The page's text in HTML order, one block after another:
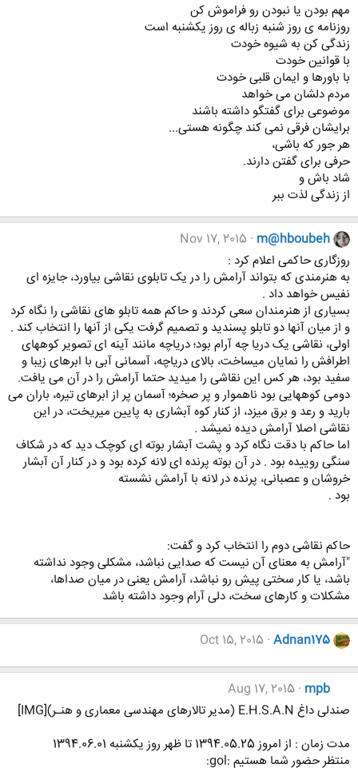
مهم بودن یا نبودن رو فراموش کن
روزنامه ی روز شنبه زباله ی روز یکشنبه است
زندگی کن به شيوه خودت
با قوانين خودت
با باورها و ايمان قلبی خودت
مردم دلشان می خواهد
موضوعی برای گفتگو داشته باشند
برايشان فرقی نمی کند چگونه هستی...
هر جور که باشی،
حرفی برای گفتن دارند.
شاد باش و
از زندگی لذت ببر
m@hboubeh
Nov 17, 2015
ﺭﻭﺯﮔﺎﺭﯼ ﺣﺎﮐﻤﯽ ﺍﻋﻼﻡ ﮐﺮﺩ :
ﺑﻪ ﻫﻨﺮﻣﻨﺪﯼ ﮐﻪ ﺑﺘﻮﺍﻧﺪ ﺁﺭﺍﻣﺶ ﺭﺍ ﺩﺭ ﯾﮏ ﺗﺎﺑﻠﻮﯼ ﻧﻘﺎﺷﯽ ﺑﯿﺎﻭﺭﺩ، ﺟﺎﯾﺰﻩ ﺍﯼ
ﻧﻔﯿﺲ ﺧﻮﺍﻫﺪ ﺩﺍﺩ .
ﺑﺴﯿﺎﺭﯼ ﺍﺯ ﻫﻨﺮﻣﻨﺪﺍﻥ ﺳﻌﯽ ﮐﺮﺩﻧﺪ ﻭ ﺣﺎﮐﻢ ﻫﻤﻪ ﺗﺎﺑﻠﻮ ﻫﺎﯼ ﻧﻘﺎﺷﯽ ﺭﺍ ﻧﮕﺎﻩ ﮐﺮﺩ
ﻭ ﺍﺯ ﻣﯿﺎﻥ ﺁﻧﻬﺎ ﺩﻭ ﺗﺎﺑﻠﻮ ﭘﺴﻨﺪﯾﺪ ﻭ ﺗﺼﻤﯿﻢ ﮔﺮﻓﺖ ﯾﮑﯽ ﺍﺯ ﺁﻧﻬﺎ ﺭﺍ ﺍﻧﺘﺨﺎﺏ ﮐﻨﺪ .
ﺍﻭﻟﯽ، ﻧﻘﺎﺷﯽ ﯾﮏ ﺩﺭﯾﺎ ﭼﻪ ﺁﺭﺍﻡ ﺑﻮﺩ؛ ﺩﺭﯾﺎﭼﻪ ﻣﺎﻧﻨﺪ ﺁﯾﻨﻪ ﺍﯼ ﺗﺼﻮﯾﺮ ﮐﻮﻫﻬﺎﯼ
ﺍﻃﺮﺍﻓﺶ ﺭﺍ ﻧﻤﺎﯾﺎﻥ ﻣﯿﺴﺎﺧﺖ، ﺑﺎﻻﯼ ﺩﺭﯾﺎﭼﻪ، ﺁﺳﻤﺎﻧﯽ ﺁﺑﯽ ﺑﺎ ﺍﺑﺮﻫﺎﯼ ﺯﯾﺒﺎ ﻭ
ﺳﻔﯿﺪ ﺑﻮﺩ، ﻫﺮ ﮐﺲ ﺍﯾﻦ ﻧﻘﺎﺷﯽ ﺭﺍ ﻣﯿﺪﯾﺪ ﺣﺘﻤﺎ ﺁﺭﺍﻣﺶ ﺭﺍ ﺩﺭ ﺁﻥ ﻣﯽ ﯾﺎﻓﺖ.
ﺩﻭﻣﯽ ﮐﻮﻫﻬﺎﯾﯽ ﺑﻮﺩ ﻧﺎﻫﻤﻮﺍﺭ ﻭ ﭘﺮ ﺻﺨﺮﻩ؛ ﺁﺳﻤﺎﻥ ﭘﺮ ﺍﺯ ﺍﺑﺮﻫﺎﯼ ﺗﯿﺮﻩ، ﺑﺎﺭﺍﻥ ﻣﯽ
ﺑﺎﺭﯾﺪ ﻭ ﺭﻋﺪ ﻭ ﺑﺮﻕ ﻣﯿﺰﺩ، ﺍﺯ ﮐﻨﺎﺭ ﮐﻮﻩ ﺁﺑﺸﺎﺭﯼ ﺑﻪ ﭘﺎﯾﯿﻦ ﻣﯿﺮﯾﺨﺖ، ﺩﺭ ﺍﯾﻦ
ﻧﻘﺎﺷﯽ ﺍﺻﻼ ﺁﺭﺍﻣﺶ ﺩﯾﺪﻩ ﻧﻤﯿﺸﺪ .
ﺍﻣﺎ ﺣﺎﮐﻢ ﺑﺎ ﺩﻗﺖ ﻧﮕﺎﻩ ﮐﺮﺩ ﻭ ﭘﺸﺖ ﺁﺑﺸﺎﺭ ﺑﻮﺗﻪ ﺍﯼ ﮐﻮﭼﮏ ﺩﯾﺪ ﮐﻪ ﺩﺭ ﺷﮑﺎﻑ
ﺳﻨﮕﯽ ﺭﻭﯾﯿﺪﻩ ﺑﻮﺩ . ﺩﺭ ﺁﻥ ﺑﻮﺗﻪ ﭘﺮﻧﺪﻩ ﺍﯼ ﻻﻧﻪ ﮐﺮﺩﻩ ﺑﻮﺩ ﻭ ﺩﺭ ﮐﻨﺎﺭ ﺁﻥ ﺁﺑﺸﺎﺭ
ﺧﺮﻭﺷﺎﻥ ﻭ ﻋﺼﺒﺎﻧﯽ، ﭘﺮﻧﺪﻩ ﺩﺭ ﻻﻧﻪ ﺑﺎ ﺁﺭﺍﻣﺶ ﻧﺸﺴﺘﻪ
ﺑﻮﺩ .
ﺣﺎﮐﻢ ﻧﻘﺎﺷﯽ ﺩﻭﻡ ﺭﺍ ﺍﻧﺘﺨﺎﺏ ﮐﺮﺩ ﻭ ﮔﻔﺖ:
"ﺁﺭﺍﻣﺶ ﺑﻪ ﻣﻌﻨﺎﯼ ﺁﻥ ﻧﯿﺴﺖ ﮐﻪ ﺻﺪﺍﯾﯽ ﻧﺒﺎﺷﺪ، ﻣﺸﮑﻠﯽ ﻭﺟﻮﺩ ﻧﺪﺍﺷﺘﻪ
ﺑﺎﺷﺪ، ﯾﺎ ﮐﺎﺭ ﺳﺨﺘﯽ ﭘﯿﺶ ﺭﻭ ﻧﺒﺎﺷﺪ، ﺁﺭﺍﻣﺶ ﯾﻌﻨﯽ ﺩﺭ ﻣﯿﺎﻥ ﺻﺪﺍها،
مشکلات ﻭ ﮐﺎﺭهای ﺳﺨﺖ، ﺩﻟﯽ ﺁﺭﺍﻡ ﻭﺟﻮﺩ ﺩﺍﺷﺘﻪ ﺑﺎﺷﺪ
Adnan175
Oct 15, 2015
mpb
Aug 17, 2015
صندلی داغ E.H.S.A.N (مدیر تالارهای مهندسی معماری و هنـر)[IMG]
مدت زمان : از امروز 1394.05.25 تا ظهر روز یکشنبه 1394.06.01
منتظر حضور شما هستیم :gol: